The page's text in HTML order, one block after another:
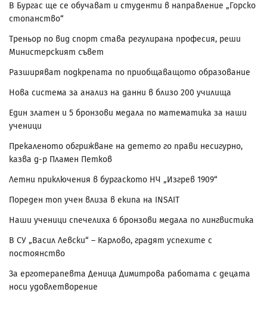
В Бургас ще се обучават и студенти в направление „Горско
стопанство“
Треньор по вид спорт става регулирана професия, реши
Министерският съвет
Разширяват подкрепата по приобщаващото образование
Нова система за анализ на данни в близо 200 училища
Един златен и 5 бронзови медала по математика за наши
ученици
Прекаленото обгрижване на детето го прави несигурно,
казва д-р Пламен Петков
Летни приключения в бургаското НЧ „Изгрев 1909“
Пореден топ учен влиза в екипа на INSAIT
Наши ученици спечелиха 6 бронзови медала по лингвистика
В СУ „Васил Левски“ – Карлово, градят успехите с
постоянство
За ерготерапевта Деница Димитрова работата с децата
носи удовлетворение